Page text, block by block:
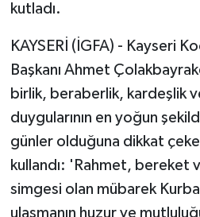
kutladı.
KAYSERİ (İGFA) - Kayseri
Başkanı Ahmet
birlik, beraberlik, kardeşlik
duygularının en yoğun
günler olduğuna dikkat
kullandı: 'Rahmet, bereket
simgesi olan mübarek
ulaşmanın huzur ve